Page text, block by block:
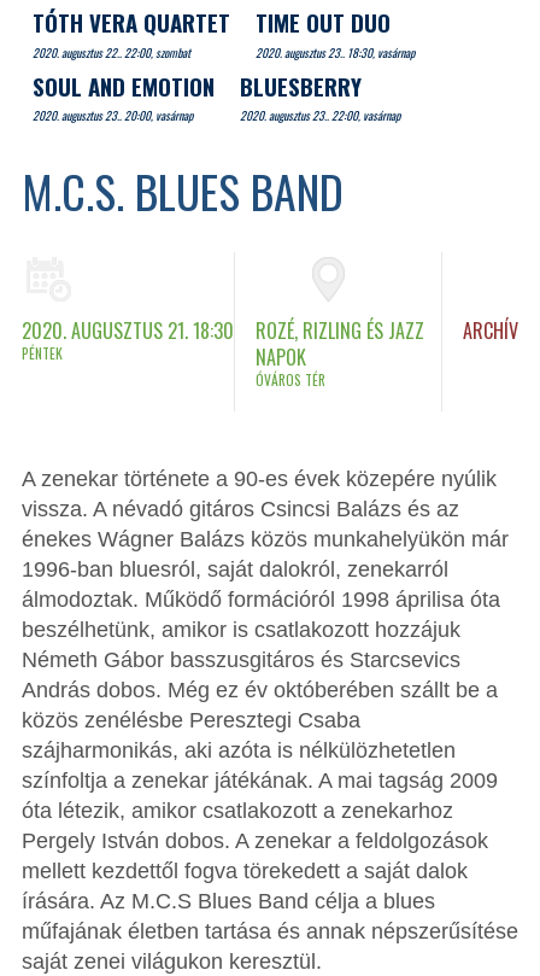
M.C.S. BLUES BAND
2020. AUGUSZTUS 21. 18:30
PÉNTEK
ROZÉ, RIZLING ÉS JAZZ
NAPOK
ÓVÁROS TÉR
ARCHÍV
A zenekar története a 90-es évek közepére nyúlik
vissza. A névadó gitáros Csincsi Balázs és az
énekes Wágner Balázs közös munkahelyükön már
1996-ban bluesról, saját dalokról, zenekarról
álmodoztak. Működő formációról 1998 áprilisa óta
beszélhetünk, amikor is csatlakozott hozzájuk
Németh Gábor basszusgitáros és Starcsevics
András dobos. Még ez év októberében szállt be a
közös zenélésbe Peresztegi Csaba
szájharmonikás, aki azóta is nélkülözhetetlen
színfoltja a zenekar játékának. A mai tagság 2009
óta létezik, amikor csatlakozott a zenekarhoz
Pergely István dobos. A zenekar a feldolgozások
mellett kezdettől fogva törekedett a saját dalok
írására. Az M.C.S Blues Band célja a blues
műfajának életben tartása és annak népszerűsítése
saját zenei világukon keresztül.
TÓTH VERA QUARTET
2020. augusztus 22.. 22:00, szombat
TIME OUT DUO
2020. augusztus 23.. 18:30, vasárnap
SOUL AND EMOTION
2020. augusztus 23.. 20:00, vasárnap
BLUESBERRY
2020. augusztus 23.. 22:00, vasárnap